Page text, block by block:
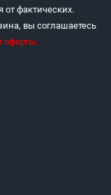
от фактических.
вы соглашаетесь
оферты.